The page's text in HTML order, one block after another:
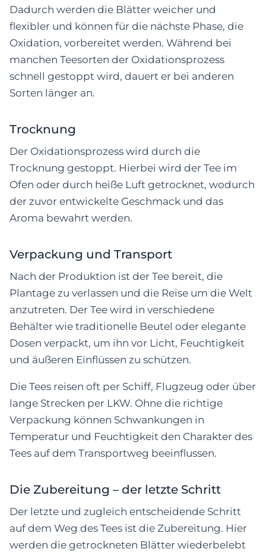
Dadurch werden die Blätter weicher und
flexibler und können für die nächste Phase, die
Oxidation, vorbereitet werden. Während bei
manchen Teesorten der Oxidationsprozess
schnell gestoppt wird, dauert er bei anderen
Sorten länger an.
Trocknung
Der Oxidationsprozess wird durch die
Trocknung gestoppt. Hierbei wird der Tee im
Ofen oder durch heiße Luft getrocknet, wodurch
der zuvor entwickelte Geschmack und das
Aroma bewahrt werden.
Verpackung und Transport
Nach der Produktion ist der Tee bereit, die
Plantage zu verlassen und die Reise um die Welt
anzutreten. Der Tee wird in verschiedene
Behälter wie traditionelle Beutel oder elegante
Dosen verpackt, um ihn vor Licht, Feuchtigkeit
und äußeren Einflüssen zu schützen.
Die Tees reisen oft per Schiff, Flugzeug oder über
lange Strecken per LKW. Ohne die richtige
Verpackung können Schwankungen in
Temperatur und Feuchtigkeit den Charakter des
Tees auf dem Transportweg beeinflussen.
Die Zubereitung – der letzte Schritt
Der letzte und zugleich entscheidende Schritt
auf dem Weg des Tees ist die Zubereitung. Hier
werden die getrockneten Blätter wiederbelebt